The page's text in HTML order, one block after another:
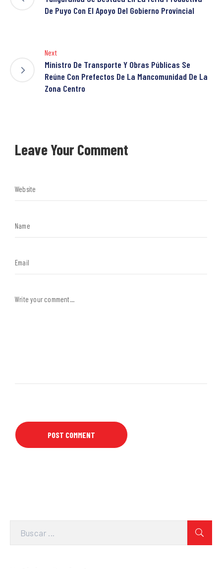
De Puyo Con El Apoyo Del Gobierno Provincial
Next
Ministro De Transporte Y Obras Públicas Se
Reúne Con Prefectos De La Mancomunidad De La
Zona Centro
Leave Your Comment